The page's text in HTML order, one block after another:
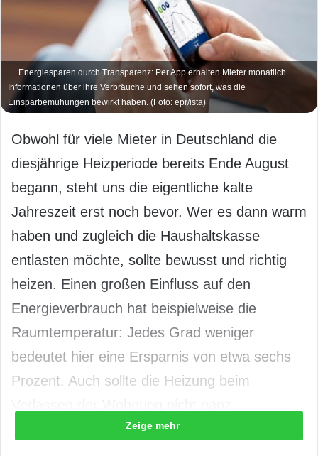
Energiesparen durch Transparenz: Per App erhalten Mieter monatlich
Informationen über ihre Verbräuche und sehen sofort, was die
Einsparbemühungen bewirkt haben. (Foto: epr/ista)
Obwohl für viele Mieter in Deutschland die
diesjährige Heizperiode bereits Ende August
begann, steht uns die eigentliche kalte
Jahreszeit erst noch bevor. Wer es dann warm
haben und zugleich die Haushaltskasse
entlasten möchte, sollte bewusst und richtig
heizen. Einen großen Einfluss auf den
Energieverbrauch hat beispielweise die
Raumtemperatur: Jedes Grad weniger
bedeutet hier eine Ersparnis von etwa sechs
Prozent. Auch sollte die Heizung beim
ausgeschaltet werden, um ein Auskühlen der
Zeige mehr